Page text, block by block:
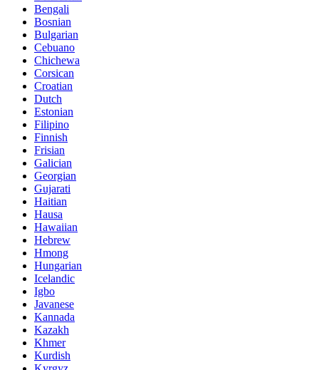
Bengali
Bosnian
Bulgarian
Cebuano
Chichewa
Corsican
Croatian
Dutch
Estonian
Filipino
Finnish
Frisian
Galician
Georgian
Gujarati
Haitian
Hausa
Hawaiian
Hebrew
Hmong
Hungarian
Icelandic
Igbo
Javanese
Kannada
Kazakh
Khmer
Kurdish